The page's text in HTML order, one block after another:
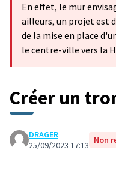
En effet, le mur
ailleurs, un projet est
de la mise en place
le centre-ville vers la
Créer un
DRAGER
25/09/2023 17:13 Non